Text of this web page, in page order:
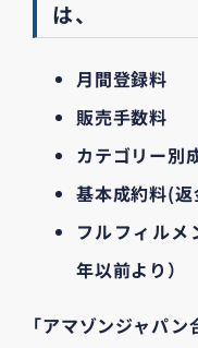
は、
月間登録料
販売手数料
カテゴリー別
基本成約料(返
フルフィル
年以前より）
｢アマゾンジャパ